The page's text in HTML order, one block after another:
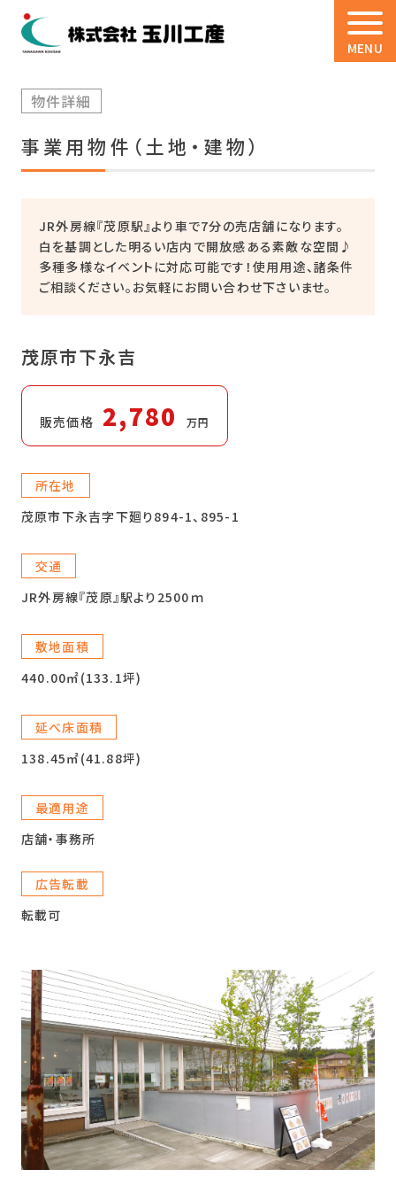
MENU
物件詳細
事業用物件（土地・建物）
JR外房線『茂原駅』より車で7分の売店舗になります。
白を基調とした明るい店内で開放感ある素敵な空間♪
多種多様なイベントに対応可能です！使用用途、諸条件
ご相談ください。お気軽にお問い合わせ下さいませ。
茂原市下永吉
販売価格 2,780 万円
所在地
茂原市下永吉字下廻り894-1、895-1
交通
JR外房線『茂原』駅より2500ｍ
敷地面積
440.00㎡(133.1坪)
延べ床面積
138.45㎡(41.88坪)
最適用途
店舗・事務所
広告転載
転載可